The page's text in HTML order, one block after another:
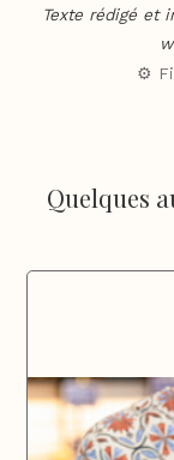
Texte rédigé et
⚙️
Quelques